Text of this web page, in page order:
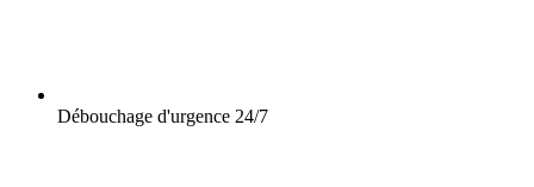
Débouchage d'urgence 24/7